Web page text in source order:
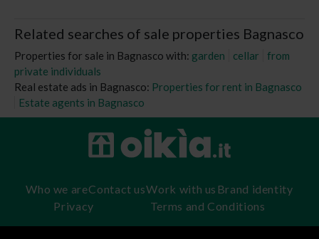
Related searches of sale properties Bagnasco
Properties for sale in Bagnasco with: garden cellar
from
private individuals
Real estate ads in Bagnasco: Properties for rent in Bagnasco
Estate agents in Bagnasco
Who we areContact usWork with us Brand identity
Privacy
Terms and Conditions